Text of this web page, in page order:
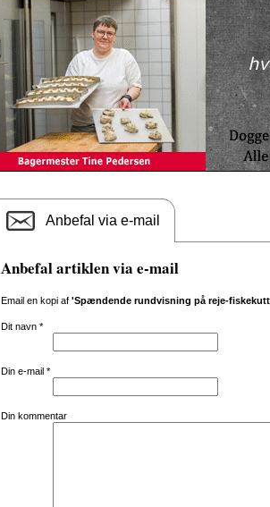
Anbefal via e-mail
Anbefal artiklen via e-mail
Email en kopi af 'Spændende rundvisning på reje-
Dit navn *
Din e-mail *
Din kommentar